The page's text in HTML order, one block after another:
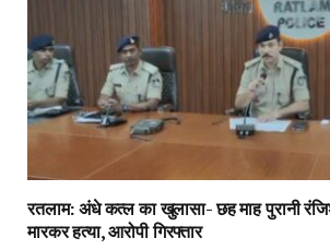
रतलाम: अंधे कत्ल का खुलासा- छह माह पुरानी
मारकर हत्या, आरोपी गिरफ्तार